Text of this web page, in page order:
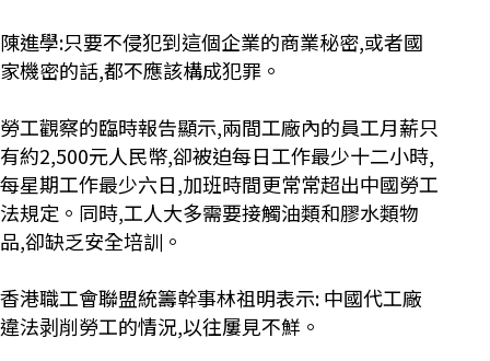
陳進學:只要不侵犯到這個企業的商業秘密,或者國
家機密的話,都不應該構成犯罪。
勞工觀察的臨時報告顯示,兩間工廠內的員工月薪只
有約2,500元人民幣,卻被迫每日工作最少十二小時,
每星期工作最少六日,加班時間更常常超出中國勞工
法規定。同時,工人大多需要接觸油類和膠水類物
品,卻缺乏安全培訓。
香港職工會聯盟統籌幹事林祖明表示: 中國代工廠
違法剥削勞工的情況,以往屢見不鮮。